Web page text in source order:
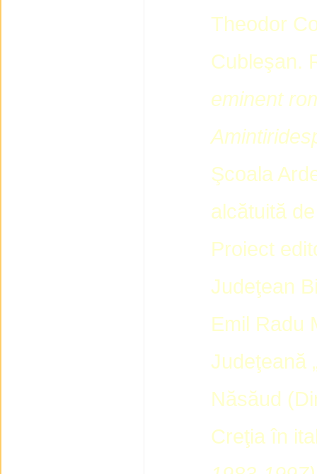
Theodor
Cubleşan.
eminent
Amintiri
Şcoala
alcătuită
Proiect
Judeţean
Emil Radu
Judeţeană
Năsăud
Creţia în